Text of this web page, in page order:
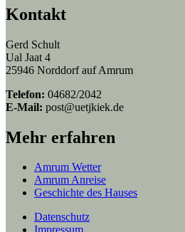
Kontakt
Gerd Schult
Ual Jaat 4
25946 Norddorf auf Amrum
Telefon: 04682/2042
E-Mail: post@uetjkiek.de
Mehr erfahren
Amrum Wetter
Amrum Anreise
Geschichte des Hauses
Datenschutz